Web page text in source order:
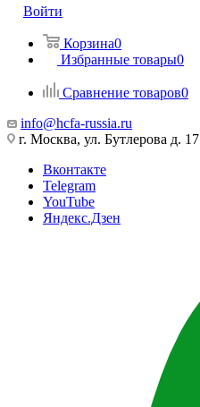
Войти
Корзина0
Избранные товары0
Сравнение товаров0
info@hcfa-russia.ru
г. Москва, ул. Бутлерова д. 17
Вконтакте
Telegram
YouTube
Яндекс.Дзен